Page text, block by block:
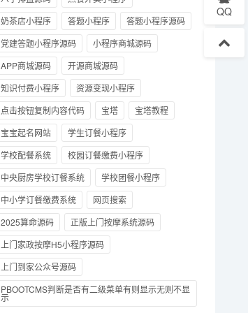
奶茶店小程序
答题小程序
答题小程序源码
党建答题小程序源码
小程序商城源码
APP商城源码
开源商城源码
知识付费小程序
资源变现小程序
点击按钮复制内容代码
宝塔
宝塔教程
宝宝起名网站
学生订餐小程序
学校配餐系统
校园订餐缴费小程序
中央厨房学校订餐系统
学校团餐小程序
中小学订餐缴费系统
网页搜索
2025算命源码
正版上门按摩系统源码
上门家政按摩H5小程序源码
上门到家公众号源码
PBOOTCMS判断是否有二级菜单有则显示无则不显
示
QQ